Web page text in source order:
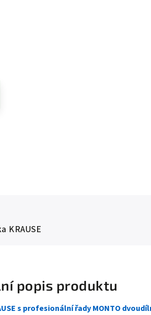
KRAUSE
popis produktu
s profesionální řady MONTO